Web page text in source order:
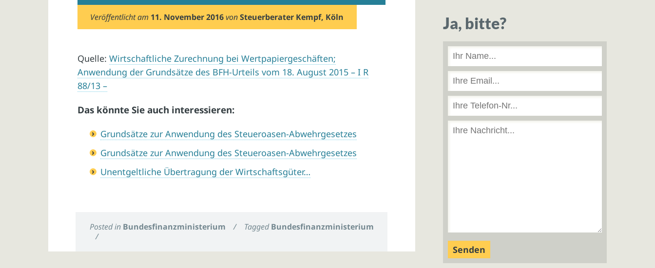
Veröffentlicht am 11. November 2016 vonSteuerberater Kempf, Köln
Quelle:Wirtschaftliche Zurechnung bei Wertpapiergeschäften;
Anwendung der Grundsätze des BFH-Urteils vom 18. August 2015 – I R
88/13 –
Das könnte Sie auch interessieren:
Grundsätze zur Anwendung des Steueroasen-Abwehrgesetzes
Grundsätze zur Anwendung des Steueroasen-Abwehrgesetzes
Unentgeltliche Übertragung der Wirtschaftsgüter…
Posted in Bundesfinanzministerium / TaggedBundesfinanzministerium
/
Ja, bitte?